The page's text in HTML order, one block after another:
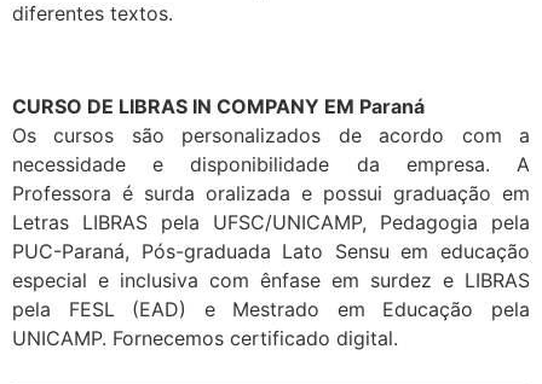
diferentes textos.
CURSO DE LIBRAS IN COMPANY EM Paraná
Os cursos são personalizados de acordo com a
necessidade e disponibilidade da empresa. A
Professora é surda oralizada e possui graduação em
Letras LIBRAS pela UFSC/UNICAMP, Pedagogia pela
PUC-Paraná, Pós-graduada Lato Sensu em educação
especial e inclusiva com ênfase em surdez e LIBRAS
pela FESL (EAD) e Mestrado em Educação pela
UNICAMP. Fornecemos certificado digital.